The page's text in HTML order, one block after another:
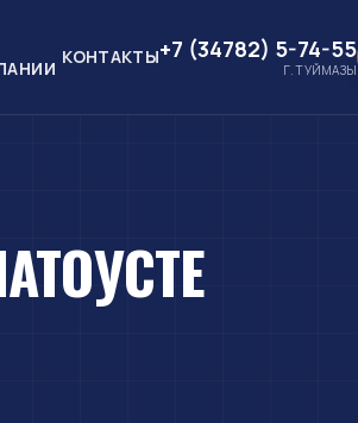
КОНТАКТЫ+7 (34782) 5-74-55
Г. ТУЙМАЗЫ